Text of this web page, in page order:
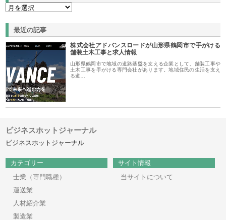
最近の記事
株式会社アドバンスロードが山形県鶴岡市で手がける
舗装土木工事と求人情報
山形県鶴岡市で地域の道路基盤を支える企業として、舗装工事や
土木工事を手がける専門会社があります。地域住民の生活を支え
る道…
ビジネスホットジャーナル
ビジネスホットジャーナル
カテゴリー
士業（専門職種）
運送業
人材紹介業
製造業
サイト情報
当サイトについて